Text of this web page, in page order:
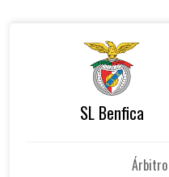
SL Benfica
Árbitro